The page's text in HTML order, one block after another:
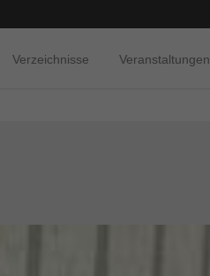
Verzeichnisse Veranstaltungen